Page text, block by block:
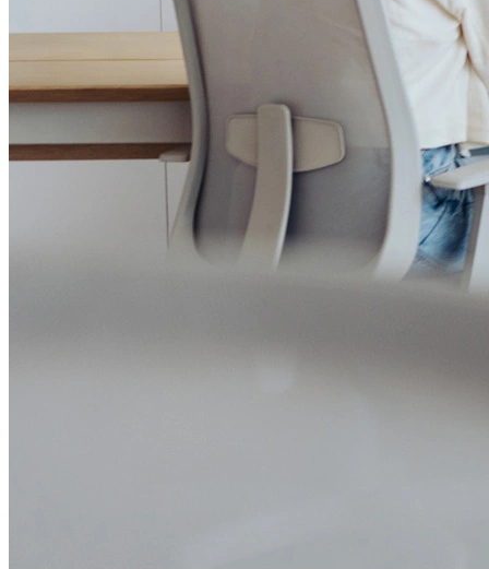
Ouvidoria
Política de Prevenção à Lavagem de Dinheiro
Política de Privacidade
Política de Segurança da Informação
Relatório de Transparência Salarial
Regulamento do Arranjo PAT
Soluções
Gestão de VT
Soluções de Pagamentos